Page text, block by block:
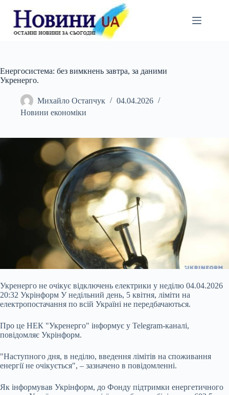
вмісту
Енергосистема: без вимкнень завтра, за даними
Укренерго.
Михайло Остапчук
04.04.2026
Новини економіки
Укренерго не очікує відключень електрики у неділю 04.04.2026
20:32 Укрінформ У недільний день, 5 квітня, ліміти на
електропостачання по всій Україні не передбачаються.
Про це НЕК "Укренерго" інформує у Telegram-каналі,
повідомляє Укрінформ.
"Наступного дня, в неділю, введення лімітів на споживання
енергії не очікується", – зазначено в повідомленні.
Як інформував Укрінформ, до Фонду підтримки енергетичного